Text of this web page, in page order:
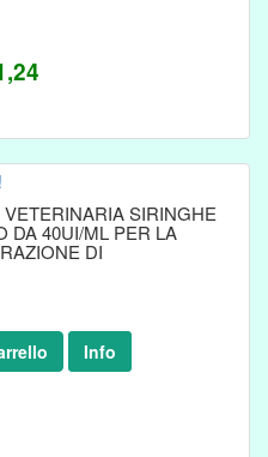
!
SIRINGHE
DA 40UI/ML PER LA
DI
Info